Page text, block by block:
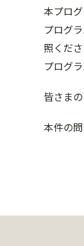
本プロ
プログ
照くださ
プログ
皆さま
本件の
Tel